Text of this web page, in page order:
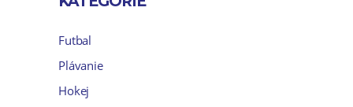
Futbal
Plávanie
Hokej